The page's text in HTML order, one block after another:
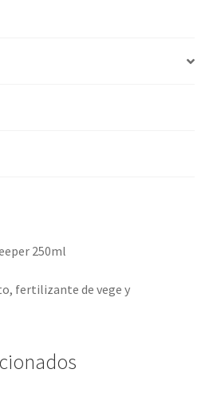
250ml
fertilizante de vege y